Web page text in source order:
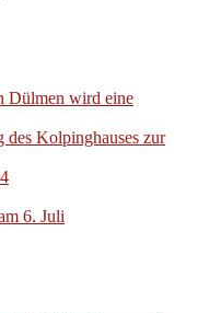
Dülmen wird eine
des Kolpinghauses zur
6. Juli